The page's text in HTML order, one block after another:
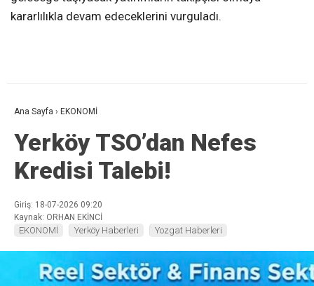
kararlılıkla devam edeceklerini vurguladı.
Ana Sayfa › EKONOMİ
Yerköy TSO’dan Nefes
Kredisi Talebi!
Giriş: 18-07-2026 09:20
Kaynak: ORHAN EKİNCİ
EKONOMİ Yerköy Haberleri Yozgat Haberleri